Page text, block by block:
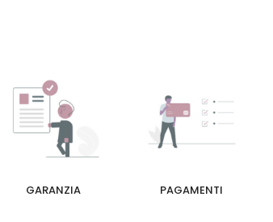
GARANZIA PAGAMENTI